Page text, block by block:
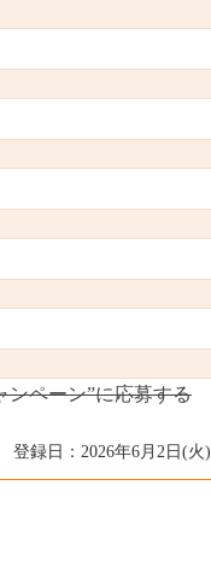
ンペーン”に応募する
登録日：2026年6月2日(火)